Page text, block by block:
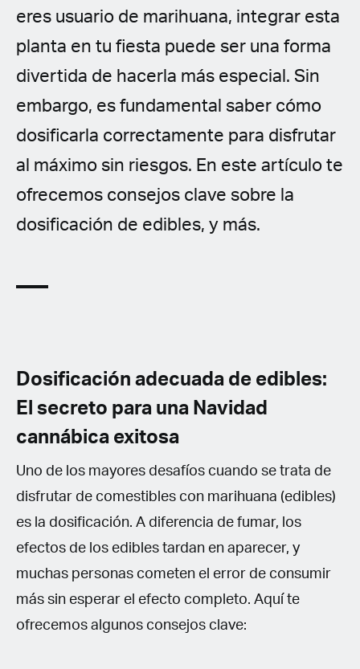
Polish
eres usuario de marihuana, integrar esta
planta en tu fiesta puede ser una forma
divertida de hacerla más especial. Sin
embargo, es fundamental saber cómo
dosificarla correctamente para disfrutar
al máximo sin riesgos. En este artículo te
ofrecemos consejos clave sobre la
dosificación de edibles, y más.
Dosificación adecuada de edibles:
El secreto para una Navidad
cannábica exitosa
Uno de los mayores desafíos cuando se trata de
disfrutar de comestibles con marihuana (edibles)
es la dosificación. A diferencia de fumar, los
efectos de los edibles tardan en aparecer, y
muchas personas cometen el error de consumir
más sin esperar el efecto completo. Aquí te
ofrecemos algunos consejos clave: